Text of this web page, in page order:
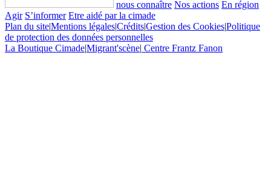
nous connaître Nos actions En région
Agir S’informer Etre aidé par la cimade
Plan du site|Mentions légales|Crédits|Gestion des Cookies|Politique
de protection des données personnelles
La Boutique Cimade|Migrant'scène| Centre Frantz Fanon